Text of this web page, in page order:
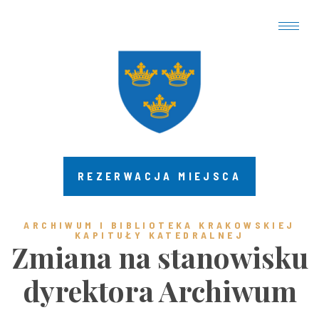
REZERWACJA MIEJSCA
ARCHIWUM I BIBLIOTEKA KRAKOWSKIEJ
KAPITUŁY KATEDRALNEJ
Zmiana na stanowisku
dyrektora Archiwum